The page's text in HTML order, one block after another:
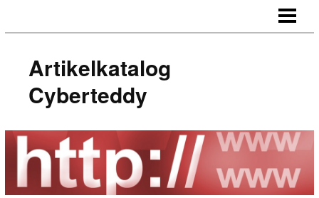
Artikelkatalog
Cyberteddy